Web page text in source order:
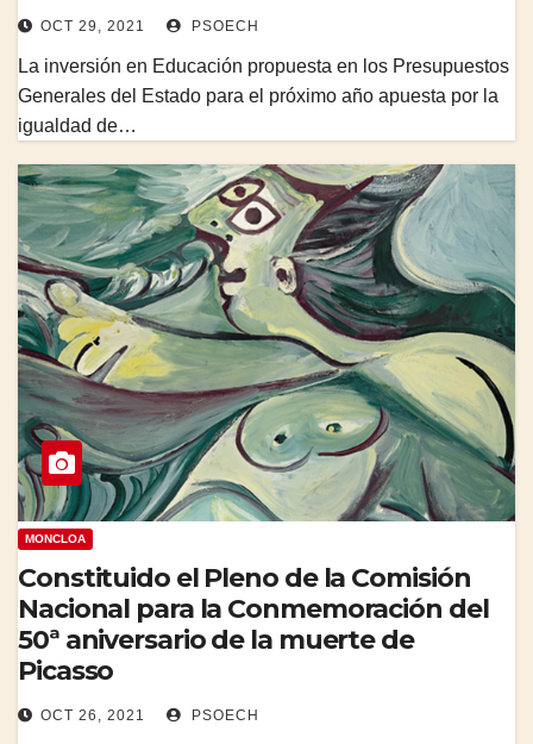
OCT 29, 2021 PSOECH
La inversión en Educación propuesta en los Presupuestos
Generales del Estado para el próximo año apuesta por la
igualdad de…
MONCLOA
Constituido el Pleno de la Comisión
Nacional para la Conmemoración del
50ª aniversario de la muerte de
Picasso
OCT 26, 2021 PSOECH